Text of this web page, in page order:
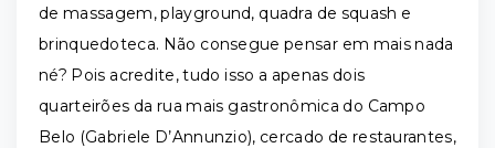
de massagem, playground, quadra de squash e
brinquedoteca. Não consegue pensar em mais nada
né? Pois acredite, tudo isso a apenas dois
quarteirões da rua mais gastronômica do Campo
Belo (Gabriele D’Annunzio), cercado de restaurantes,